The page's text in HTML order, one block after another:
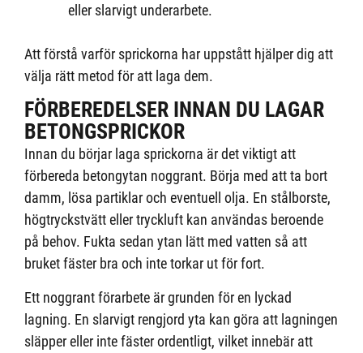
eller slarvigt underarbete.
Att förstå varför sprickorna har uppstått hjälper dig att
välja rätt metod för att laga dem.
FÖRBEREDELSER INNAN DU LAGAR
BETONGSPRICKOR
Innan du börjar laga sprickorna är det viktigt att
förbereda betongytan noggrant. Börja med att ta bort
damm, lösa partiklar och eventuell olja. En stålborste,
högtryckstvätt eller tryckluft kan användas beroende
på behov. Fukta sedan ytan lätt med vatten så att
bruket fäster bra och inte torkar ut för fort.
Ett noggrant förarbete är grunden för en lyckad
lagning. En slarvigt rengjord yta kan göra att lagningen
släpper eller inte fäster ordentligt, vilket innebär att